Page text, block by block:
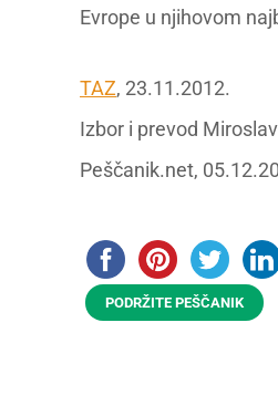
Evrope u njihovom
TAZ, 23.11.2012.
Izbor i prevod
Peščanik.net,
PODRŽITE PEŠČANIK